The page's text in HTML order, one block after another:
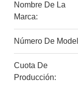
Nombre De La
Marca:
Número De
Cuota De
Producción: